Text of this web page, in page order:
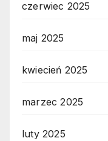
czerwiec 2025
maj 2025
kwiecień 2025
marzec 2025
luty 2025